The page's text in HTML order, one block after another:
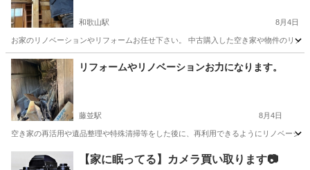
和歌山駅 8月4日
お家のリノベーションやリフォームお任せ下さい。 中古購入した空き家や物件のリ
和歌山 和歌山市 和歌山駅 リフォーム 物件
リフォームやリノベーションお力になります。
藤並駅 8月4日
空き家の再活用や遺品整理や特殊清掃等をした後に、再利用できるようにリノベーシ
和歌山 藤並駅 リフォーム 天井
【家に眠ってる】カメラ買い取ります📷